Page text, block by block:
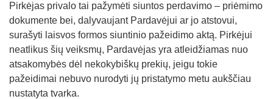
Pirkėjas privalo tai pažymėti siuntos perdavimo – priėmimo
dokumente bei, dalyvaujant Pardavėjui ar jo atstovui,
surašyti laisvos formos siuntinio pažeidimo aktą. Pirkėjui
neatlikus šių veiksmų, Pardavėjas yra atleidžiamas nuo
atsakomybės dėl nekokybiškų prekių, jeigu tokie
pažeidimai nebuvo nurodyti jų pristatymo metu aukščiau
nustatyta tvarka.